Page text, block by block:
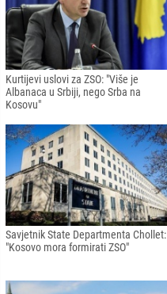
Kurtijevi uslovi za ZSO: "Više je
Albanaca u Srbiji, nego Srba na
Kosovu"
Savjetnik State Departmenta Chollet:
"Kosovo mora formirati ZSO"